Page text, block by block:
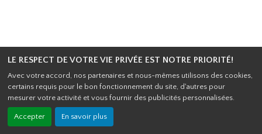
LE RESPECT DE VOTRE VIE PRIVÉE EST NOTRE PRIORITÉ!
Avec votre accord, nos partenaires et nous-mêmes utilisons des cookies,
certains requis pour le bon fonctionnement du site, d'autres pour
mesurer votre activité et vous fournir des publicités personnalisées.
Accepter En savoir plus